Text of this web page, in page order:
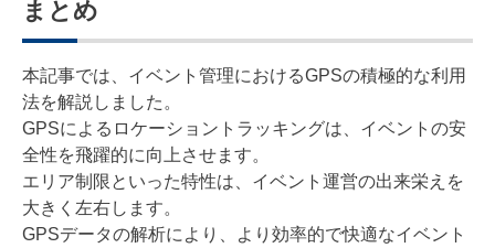
まとめ
本記事では、イベント管理におけるGPSの積極的な利用
法を解説しました。
GPSによるロケーショントラッキングは、イベントの安
全性を飛躍的に向上させます。
エリア制限といった特性は、イベント運営の出来栄えを
大きく左右します。
GPSデータの解析により、より効率的で快適なイベント